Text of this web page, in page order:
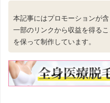
本記事にはプロモーションが含
一部のリンクから収益を得る
を保って制作しています。